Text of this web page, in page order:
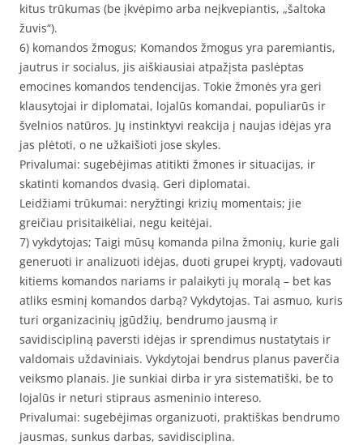
kitus trūkumas (be įkvėpimo arba neįkvepiantis, „šaltoka
žuvis“).
6) komandos žmogus; Komandos žmogus yra paremiantis,
jautrus ir socialus, jis aiškiausiai atpažįsta paslėptas
emocines komandos tendencijas. Tokie žmonės yra geri
klausytojai ir diplomatai, lojalūs komandai, populiarūs ir
švelnios natūros. Jų instinktyvi reakcija į naujas idėjas yra
jas plėtoti, o ne užkaišioti jose skyles.
Privalumai: sugebėjimas atitikti žmones ir situacijas, ir
skatinti komandos dvasią. Geri diplomatai.
Leidžiami trūkumai: neryžtingi krizių momentais; jie
greičiau prisitaikėliai, negu keitėjai.
7) vykdytojas; Taigi mūsų komanda pilna žmonių, kurie gali
generuoti ir analizuoti idėjas, duoti grupei kryptį, vadovauti
kitiems komandos nariams ir palaikyti jų moralą – bet kas
atliks esminį komandos darbą? Vykdytojas. Tai asmuo, kuris
turi organizacinių įgūdžių, bendrumo jausmą ir
savidiscipliną paversti idėjas ir sprendimus nustatytais ir
valdomais uždaviniais. Vykdytojai bendrus planus paverčia
veiksmo planais. Jie sunkiai dirba ir yra sistematiški, be to
lojalūs ir neturi stipraus asmeninio intereso.
Privalumai: sugebėjimas organizuoti, praktiškas bendrumo
jausmas, sunkus darbas, savidisciplina.